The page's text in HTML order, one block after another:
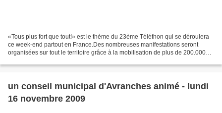
«Tous plus fort que tout!» est le thème du 23ème Téléthon qui se déroulera
ce week-end partout en France.Des nombreuses manifestations seront
organisées sur tout le territoire grâce à la mobilisation de plus de 200.000
un conseil municipal d'Avranches animé - lundi
16 novembre 2009